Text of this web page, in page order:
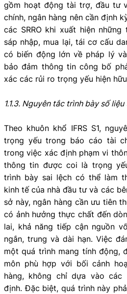
gồm hoạt động tài trợ, đầu tư
chính, ngân hàng nên cần định
các SRRO khi xuất hiện
sáp nhập, mua lại, tái cơ cấu
có biến động lớn về pháp lý
bảo đảm thông tin công bố
xác các rủi ro trọng yếu hiện
1.1.3. Nguyên tắc trình bày số
Theo khuôn khổ IFRS S1,
trọng yếu trong báo cáo tài
trong việc xác định phạm vi
thông tin được coi là trọng
trình bày sai lệch có thể làm
kinh tế của nhà đầu tư và các
sở này, ngân hàng cần ưu tiên
có ảnh hưởng thực chất đến
lai, khả năng tiếp cận nguồn
ngắn, trung và dài hạn. Việc
một quá trình mang tính động,
môn phù hợp với bối cảnh
hàng, không chỉ dựa vào
định. Đặc biệt, quá trình này